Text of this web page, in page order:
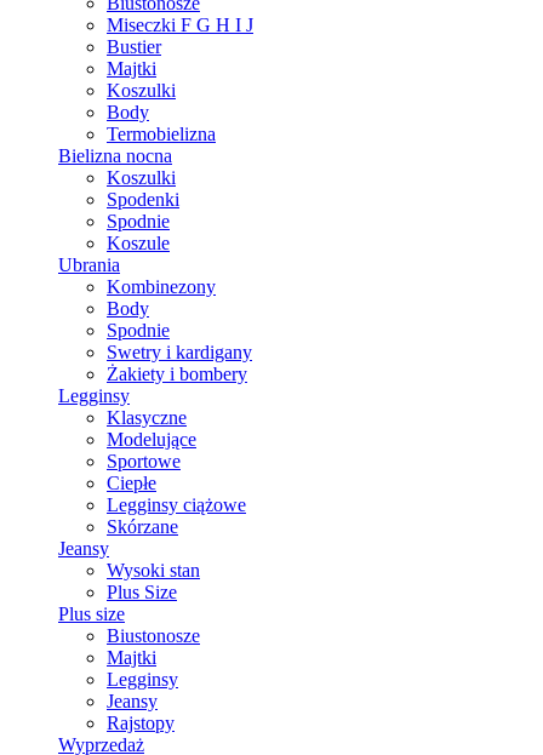
Miseczki F G H I J
Bustier
Majtki
Koszulki
Body
Termobielizna
Bielizna nocna
Koszulki
Spodenki
Spodnie
Koszule
Ubrania
Kombinezony
Body
Spodnie
Swetry i kardigany
Żakiety i bombery
Legginsy
Klasyczne
Modelujące
Sportowe
Ciepłe
Legginsy ciążowe
Skórzane
Jeansy
Wysoki stan
Plus Size
Plus size
Biustonosze
Majtki
Legginsy
Jeansy
Rajstopy
Wyprzedaż